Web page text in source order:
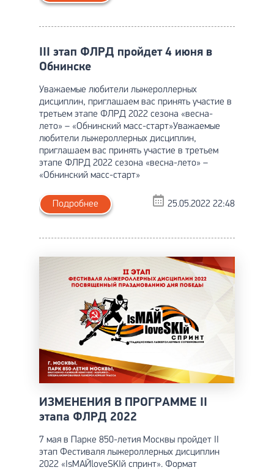
III этап ФЛРД пройдет 4 июня в
Обнинске
Уважаемые любители лыжероллерных
дисциплин, приглашаем вас принять участие в
третьем этапе ФЛРД 2022 сезона «весна-
лето» – «Обнинский масс-старт»Уважаемые
любители лыжероллерных дисциплин,
приглашаем вас принять участие в третьем
этапе ФЛРД 2022 сезона «весна-лето» –
«Обнинский масс-старт»
Подробнее 25.05.2022 22:48
ИЗМЕНЕНИЯ В ПРОГРАММЕ II
этапа ФЛРД 2022
7 мая в Парке 850-летия Москвы пройдет II
этап Фестиваля лыжероллерных дисциплин
2022 «IsМАЙloveSKIй спринт». Формат